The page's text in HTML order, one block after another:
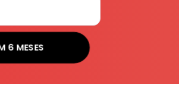
6 MESES